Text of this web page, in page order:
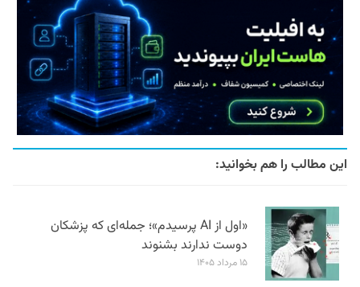
این مطالب را هم بخوانید:
«اول از AI پرسیدم»؛ جمله‌ای که پزشکان
دوست ندارند بشنوند
۱۵ مرداد ۱۴۰۵